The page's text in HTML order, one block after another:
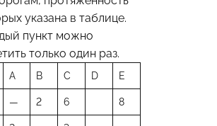
указана в таблице.
пункт можно
только один раз.
A B C D E
— 2 6 8